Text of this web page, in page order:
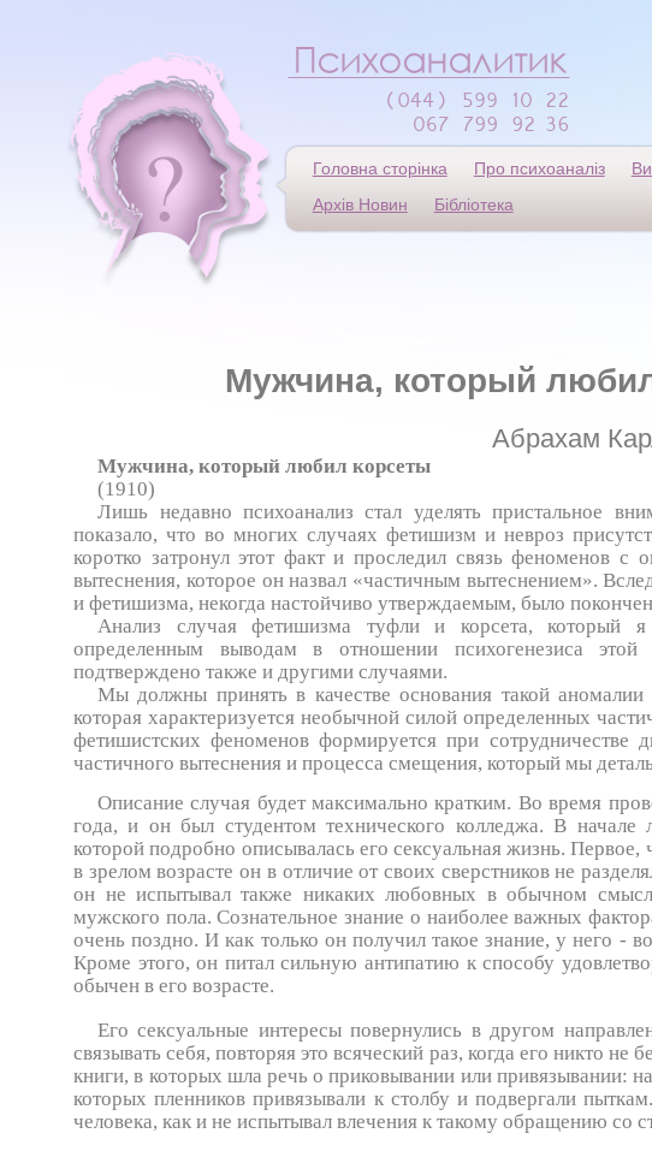
Головна сторінка Про психоаналіз
Архів Новин
Бібліотека
Мужчина, который
Абрахам
Мужчина, который любил корсеты
(1910)
Лишь недавно психоанализ стал уделять пристальное
показало, что во многих случаях фетишизм и невроз
коротко затронул этот факт и проследил связь феноменов
вытеснения, которое он назвал «частичным вытеснением».
и фетишизма, некогда настойчиво утверждаемым, было
Анализ случая фетишизма туфли и корсета, который
определенным выводам в отношении психогенезиса
подтверждено также и другими случаями.
Мы должны принять в качестве основания такой
которая характеризуется необычной силой определенных
фетишистских фе­номенов формируется при сотрудничестве
частичного вытеснения и процесса смещения, который мы
Описание случая будет максимально кратким. Во время
года, и он был студентом технического колледжа. В
которой подробно описывалась его сексуальная жизнь.
в зрелом возрасте он в отличие от своих сверстников не
он не испытывал также никаких любовных в обычном
мужского пола. Сознательное знание о наиболее важных
очень поздно. И как только он получил такое знание, у него -
Кроме этого, он питал сильную антипатию к способу
обычен в его возрасте.
Его сексуальные интересы повернулись в другом
связывать себя, повторяя это всяческий раз, когда его никто не
книги, в которых шла речь о приковывании или привязывании:
которых пленников привязывали к столбу и подвергали
человека, как и не испытывал влечения к такому обращению со